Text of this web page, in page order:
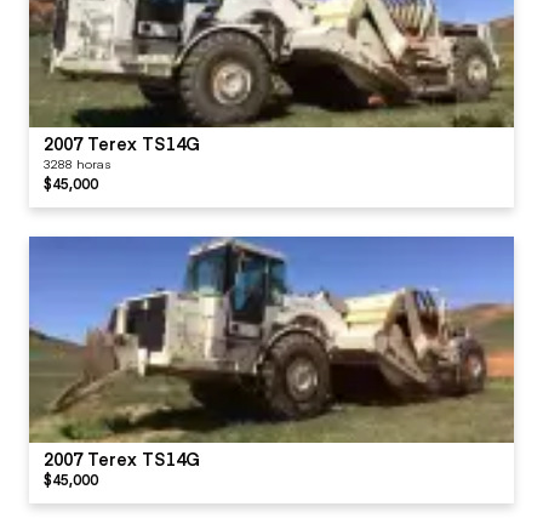
2007 Terex TS14G
3288 horas
$45,000
2007 Terex TS14G
$45,000